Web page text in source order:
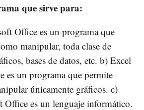
que sirve para:
Office es un programa que
manipular, toda clase de
bases de datos, etc. b) Excel
es un programa que permite
únicamente gráficos. c)
Office es un lenguaje informático.